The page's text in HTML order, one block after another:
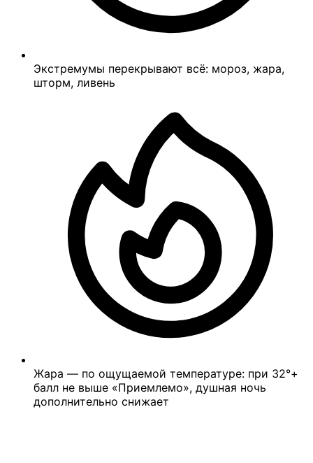
Экстремумы перекрывают всё: мороз, жара,
шторм, ливень
Жара — по ощущаемой температуре: при 32°+
балл не выше «Приемлемо», душная ночь
дополнительно снижает